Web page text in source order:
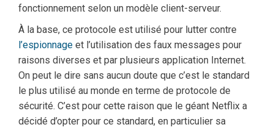
fonctionnement selon un modèle client-serveur.
À la base, ce protocole est utilisé pour lutter contre
l’espionnage et l’utilisation des faux messages pour
raisons diverses et par plusieurs application Internet.
On peut le dire sans aucun doute que c’est le standard
le plus utilisé au monde en terme de protocole de
sécurité. C’est pour cette raison que le géant Netflix a
décidé d’opter pour ce standard, en particulier sa